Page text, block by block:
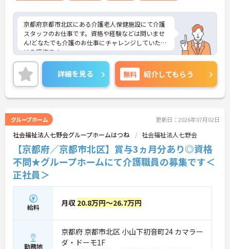
京都府京都市北区にある介護老人保健施設にて介護
スタッフのお仕事です。資格や経験などは問いませ
ん!どなたでも介護のお仕事にチャレンジしていただ
ける環境です。
ご興味ある方には、面接対策ポイントなど、さらに
詳細をお話しいたしますのでお気軽にご相談くださ
い。
詳細を見る 無料 紹介してもらう
グループホーム 更新日：2026年07月02日
社会福祉法人七野会グループホームはつね 社会福祉法人七野会
【京都府／京都市北区】賞与3ヵ月分あり◎資格
不問★グループホームにて介護職員の募集です＜
正社員＞
給料 月収 20.8万円～26.7万円
勤務地
京都府 京都市北区 小山下初音町24 カマラー
ダ・ドーモ1F